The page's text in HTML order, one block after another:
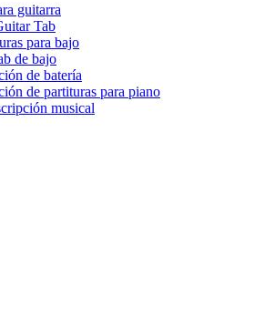
guitarra
Tab
para bajo
de bajo
de batería
de partituras para piano
musical